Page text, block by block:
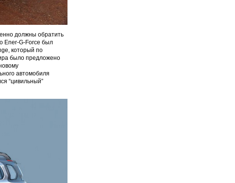
должны обратить
Ener-G-Force был
который по
было предложено
автомобиля
“цивильный”